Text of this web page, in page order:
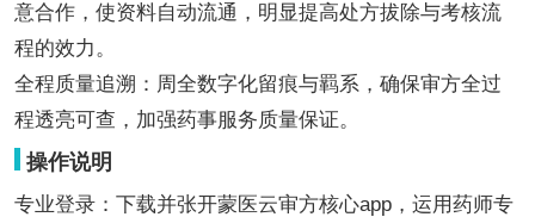
意合作，使资料自动流通，明显提高处方拔除与考核流
程的效力。
全程质量追溯：周全数字化留痕与羁系，确保审方全过
程透亮可查，加强药事服务质量保证。
操作说明
专业登录：下载并张开蒙医云审方核心app，运用药师专